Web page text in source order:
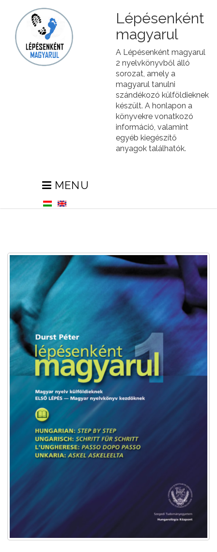
Lépésenként
magyarul
A Lépésenként magyarul
2 nyelvkönyvből álló
sorozat, amely a
magyarul tanulni
szándékozó külföldieknek
készült. A honlapon a
könyvekre vonatkozó
információ, valamint
egyéb kiegészítő
anyagok találhatók.
MENU